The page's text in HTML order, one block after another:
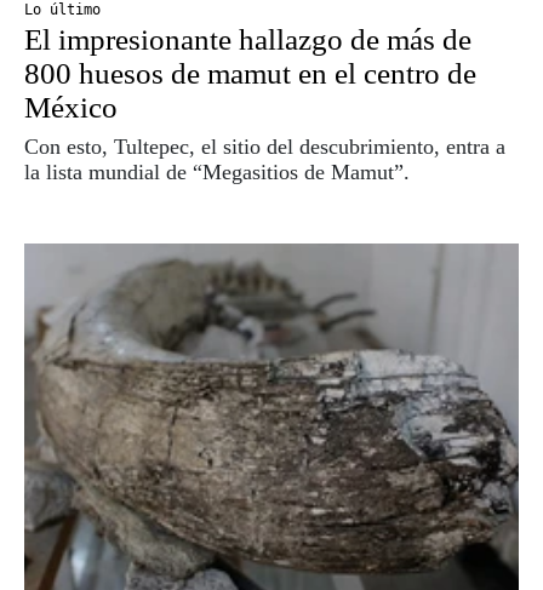
Lo último
El impresionante hallazgo de más de
800 huesos de mamut en el centro de
México
Con esto, Tultepec, el sitio del descubrimiento, entra a
la lista mundial de “Megasitios de Mamut”.